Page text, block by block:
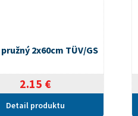
2x60cm TÜV/GS
2.15 €
Detail produktu